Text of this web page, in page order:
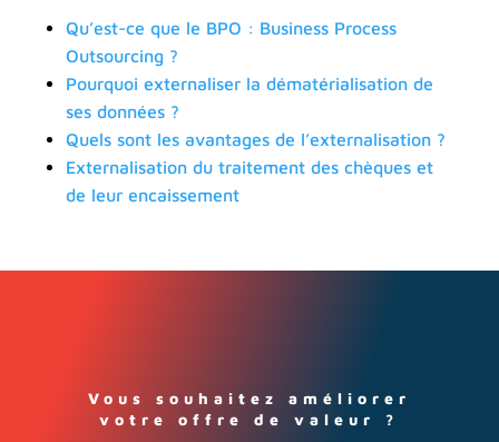
Qu’est-ce que le BPO : Business Process
Outsourcing ?
Pourquoi externaliser la dématérialisation de
ses données ?
Quels sont les avantages de l’externalisation ?
Externalisation du traitement des chèques et
de leur encaissement
Vous souhaitez améliorer
votre offre de valeur ?